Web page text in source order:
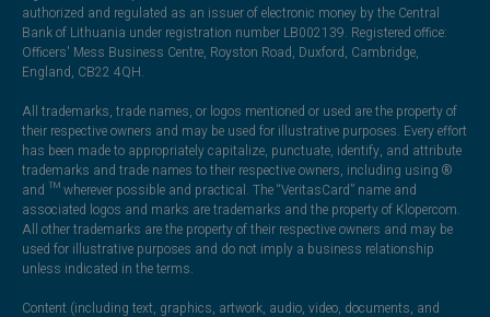
authorized and regulated as an issuer of electronic money by the Central
Bank of Lithuania under registration number LB002139. Registered office:
Officers' Mess Business Centre, Royston Road, Duxford, Cambridge,
England, CB22 4QH.
All trademarks, trade names, or logos mentioned or used are the property of
their respective owners and may be used for illustrative purposes. Every effort
has been made to appropriately capitalize, punctuate, identify, and attribute
trademarks and trade names to their respective owners, including using ®
and ™ wherever possible and practical. The “VeritasCard” name and
associated logos and marks are trademarks and the property of Klopercom.
All other trademarks are the property of their respective owners and may be
used for illustrative purposes and do not imply a business relationship
unless indicated in the terms.
Content (including text, graphics, artwork, audio, video, documents, and